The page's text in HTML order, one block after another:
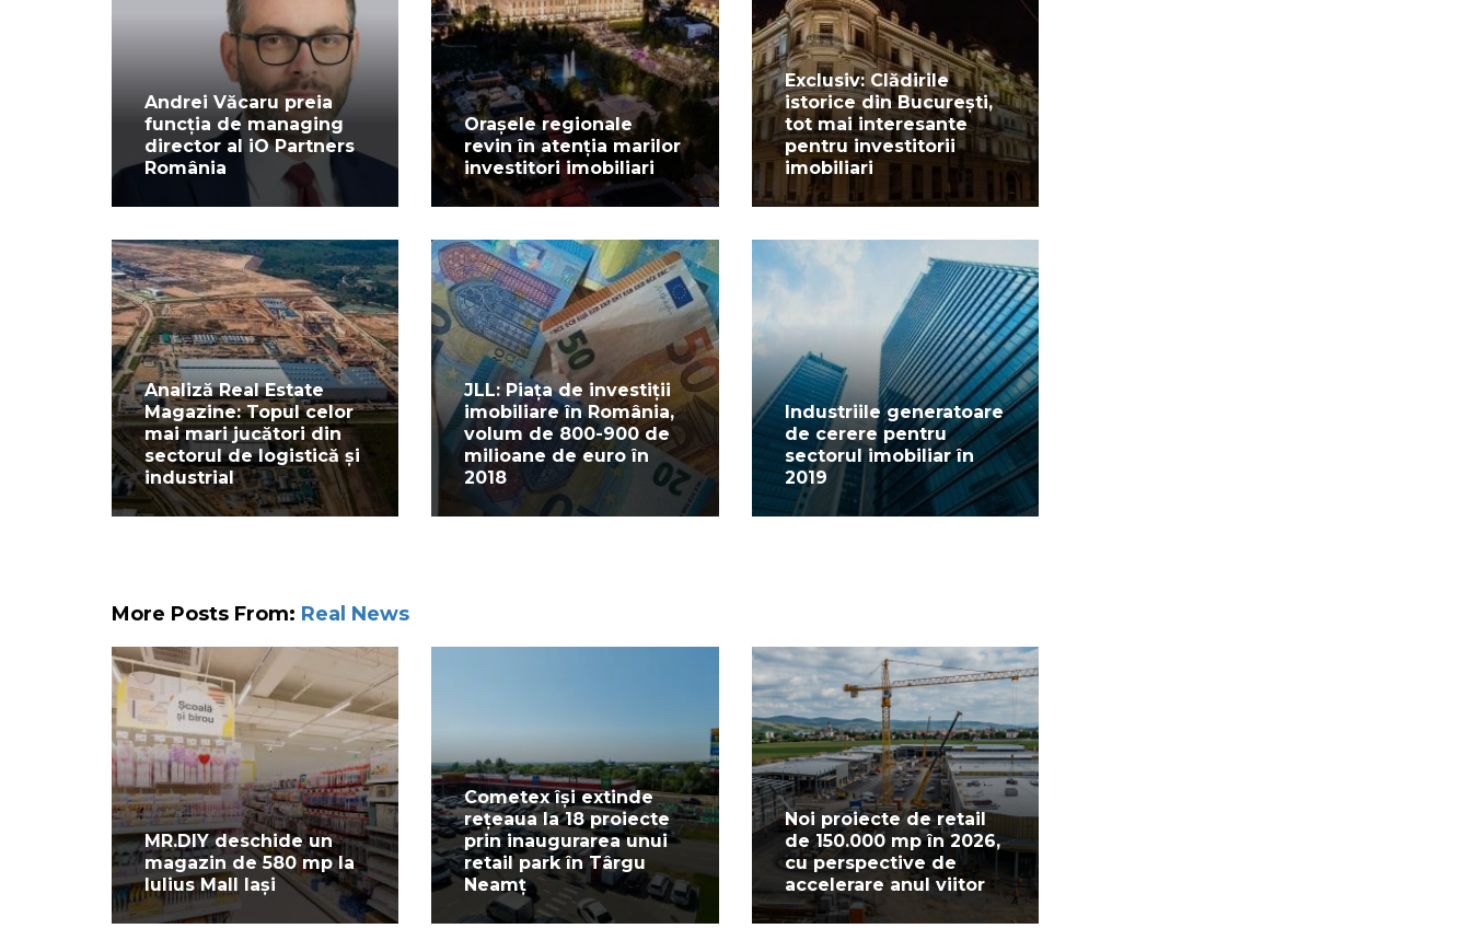
Andrei Văcaru preia
funcția de managing
director al iO Partners
România
Orașele regionale
revin în atenția marilor
investitori imobiliari
Exclusiv: Clădirile
istorice din București,
tot mai interesante
pentru investitorii
imobiliari
Analiză Real Estate
Magazine: Topul celor
mai mari jucători din
sectorul de logistică și
industrial
JLL: Piața de investiții
imobiliare în România,
volum de 800-900 de
milioane de euro în
2018
Industriile generatoare
de cerere pentru
sectorul imobiliar în
2019
More Posts From: Real News
MR.DIY deschide un
magazin de 580 mp la
Iulius Mall Iași
Cometex își extinde
rețeaua la 18 proiecte
prin inaugurarea unui
retail park în Târgu
Neamț
Noi proiecte de retail
de 150.000 mp în 2026,
cu perspective de
accelerare anul viitor